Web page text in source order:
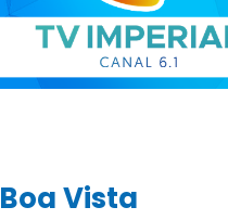
Boa Vista